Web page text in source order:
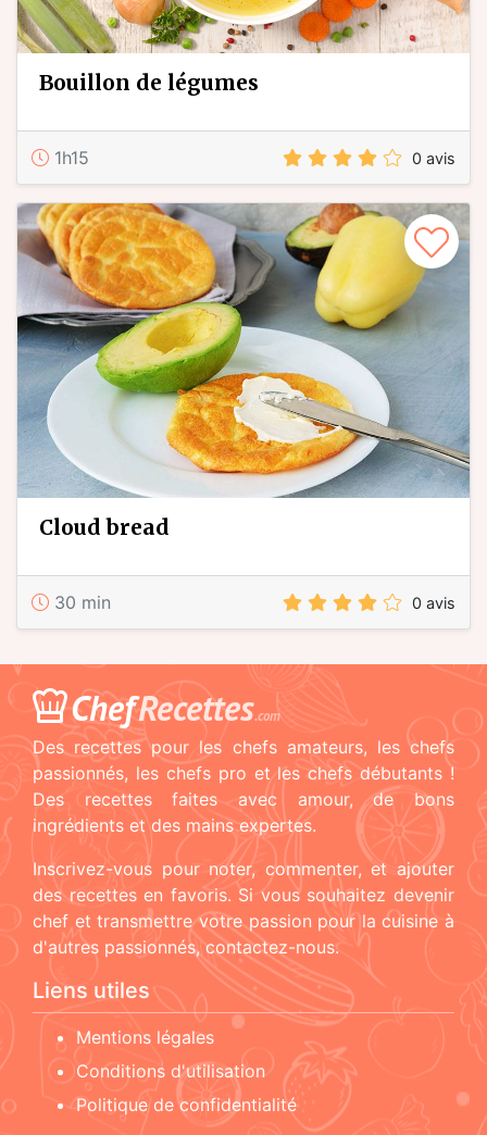
bouillon de légumes
1h15 0 avis
cloud bread
30 min 0 avis
ChefRecettes.com
Des recettes pour les chefs amateurs, les chefs
passionnés, les chefs pro et les chefs débutants !
Des recettes faites avec amour, de bons
ingrédients et des mains expertes.
Inscrivez-vous pour noter, commenter, et ajouter
des recettes en favoris. Si vous souhaitez devenir
chef et transmettre votre passion pour la cuisine à
d'autres passionnés, contactez-nous.
Liens utiles
Mentions légales
Conditions d'utilisation
Politique de confidentialité